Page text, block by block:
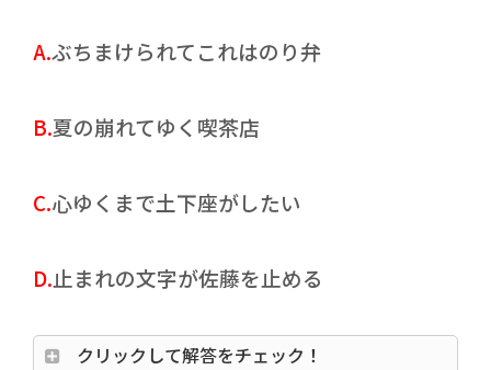
A.ぶちまけられてこれはのり弁
B.夏の崩れてゆく喫茶店
C.心ゆくまで土下座がしたい
D.止まれの文字が佐藤を止める
クリックして解答をチェック！